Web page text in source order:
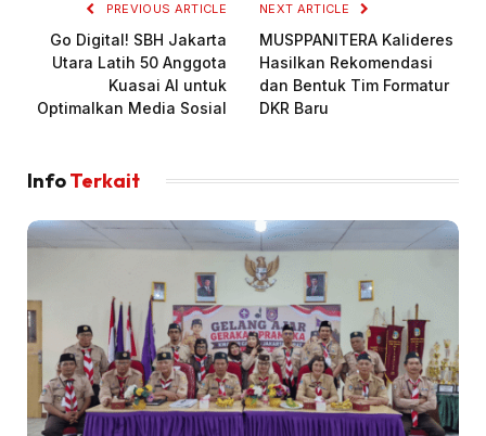
PREVIOUS ARTICLE
Go Digital! SBH Jakarta
Utara Latih 50 Anggota
Kuasai AI untuk
Optimalkan Media Sosial
NEXT ARTICLE
MUSPPANITERA Kalideres
Hasilkan Rekomendasi
dan Bentuk Tim Formatur
DKR Baru
InfoTerkait